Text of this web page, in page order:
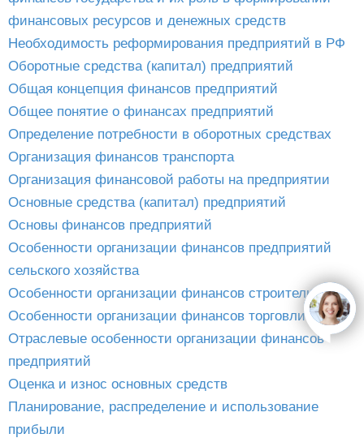
финансовых ресурсов и денежных средств
Необходимость реформирования предприятий в РФ
Оборотные средства (капитал) предприятий
Общая концепция финансов предприятий
Общее понятие о финансах предприятий
Определение потребности в оборотных средствах
Организация финансов транспорта
Организация финансовой работы на предприятии
Основные средства (капитал) предприятий
Основы финансов предприятий
Особенности организации финансов предприятий
сельского хозяйства
Особенности организации финансов строительства
Особенности организации финансов торговли
Отраслевые особенности организации финансов
предприятий
Оценка и износ основных средств
Планирование, распределение и использование
прибыли
open